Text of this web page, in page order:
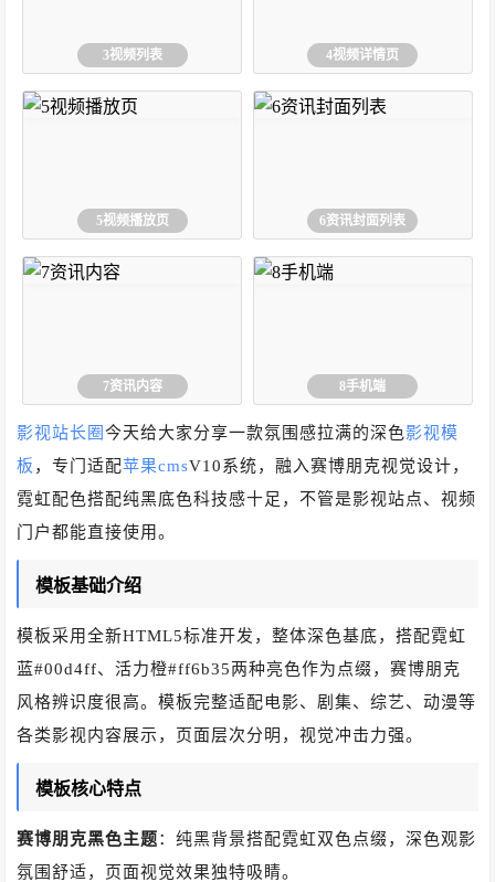
3视频列表 4视频详情页
5视频播放页 6资讯封面列表
7资讯内容 8手机端
影视站长圈今天给大家分享一款氛围感拉满的深色影视模
板 ，专门适配苹果cmsV10系统，融入赛博朋克视觉设计，
霓虹配色搭配纯黑底色科技感十足，不管是影视站点、视频
门户都能直接使用。
模板基础介绍
模板采用全新HTML5标准开发，整体深色基底，搭配霓虹
蓝#00d4ff、活力橙#ff6b35两种亮色作为点缀，赛博朋克
风格辨识度很高。模板完整适配电影、剧集、综艺、动漫等
各类影视内容展示，页面层次分明，视觉冲击力强。
模板核心特点
赛博朋克黑色主题：纯黑背景搭配霓虹双色点缀，深色观影
氛围舒适，页面视觉效果独特吸睛。